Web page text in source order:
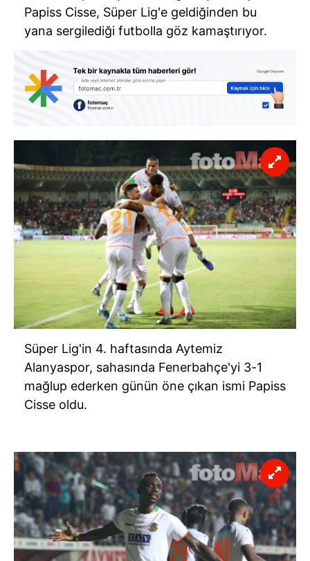
Papiss Cisse, Süper Lig'e geldiğinden bu
yana sergilediği futbolla göz kamaştırıyor.
Süper Lig'in 4. haftasında Aytemiz
Alanyaspor, sahasında Fenerbahçe'yi 3-1
mağlup ederken günün öne çıkan ismi Papiss
Cisse oldu.